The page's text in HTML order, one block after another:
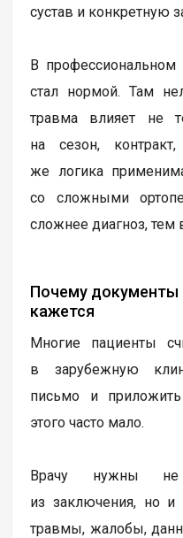
сустав и конкретную
В профессиональном
стал нормой. Там
травма влияет не
на сезон,
же логика
со сложными
сложнее диагноз, тем
Почему
кажется
Многие пациенты
в зарубежную
письмо и
этого часто мало.
Врачу нужны не
из заключения, но
травмы, жалобы,